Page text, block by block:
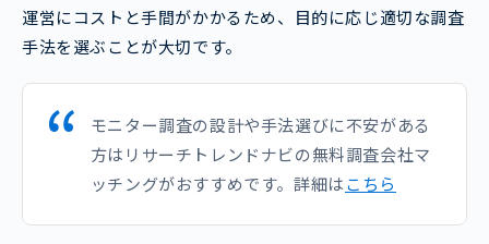
運営にコストと手間がかかるため、目的に応じ適切な調査
手法を選ぶことが大切です。
モニター調査の設計や手法選びに不安がある
方はリサーチトレンドナビの無料調査会社マ
ッチングがおすすめです。詳細はこちら